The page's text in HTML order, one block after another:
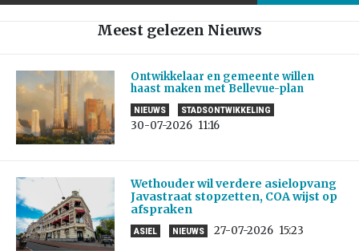
Meest gelezen Nieuws
Ontwikkelaar en gemeente willen
haast maken met Bellevue-plan
NIEUWS STADSONTWIKKELING
30-07-2026 11:16
Wethouder wil verdere asielopvang
Javastraat stopzetten, COA wijst op
afspraken
ASIEL NIEUWS 27-07-2026 15:23